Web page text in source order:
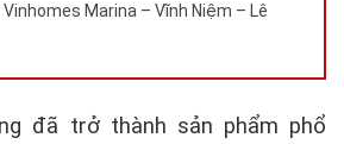
Vinhomes Marina – Vĩnh Niệm – Lê
đã trở thành sản phẩm phổ